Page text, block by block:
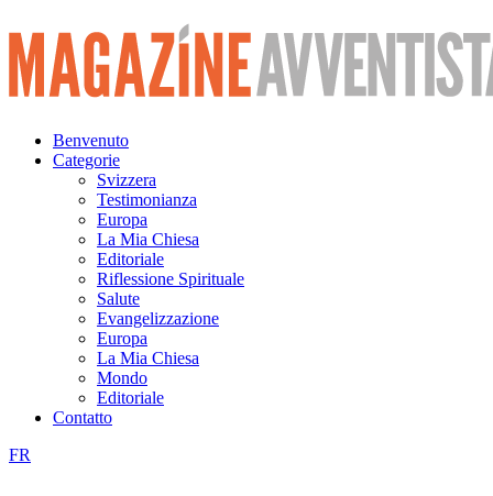
Vai
al
contenuto
Benvenuto
Categorie
Svizzera
Testimonianza
Europa
La Mia Chiesa
Editoriale
Riflessione Spirituale
Salute
Evangelizzazione
Europa
La Mia Chiesa
Mondo
Editoriale
Contatto
FR